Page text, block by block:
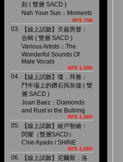
刻 ( 雙層 SACD )
Nah Youn Sun：Moments
NT$ 798
03.
【線上試聽】天籟男聲：
合輯 ( 雙層 SACD )
Various Artists：The
Wonderful Sounds Of
Male Vocals
NT$ 1,380
04.
【線上試聽】瓊．拜雅：
鬥牛場上的鑽石與灰燼 ( 雙
層 SACD )
Joan Baez：Diamonds
and Rust in the Bullring
NT$ 1,080
05.
【線上試聽】綾戶智繪：
閃耀（雙層SACD）
Chie Ayado / SHINE
NT$ 1,080
06.
【線上試聽】尼爾斯．洛